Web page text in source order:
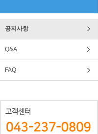
공지사항
Q&A
FAQ